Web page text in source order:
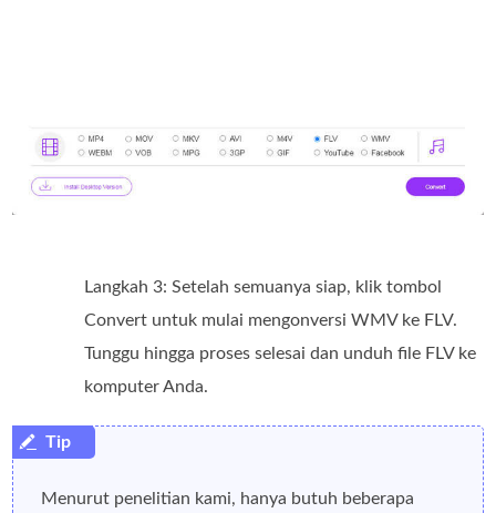
Langkah 3: Setelah semuanya siap, klik tombol
Convert untuk mulai mengonversi WMV ke FLV.
Tunggu hingga proses selesai dan unduh file FLV ke
komputer Anda.
Menurut penelitian kami, hanya butuh beberapa